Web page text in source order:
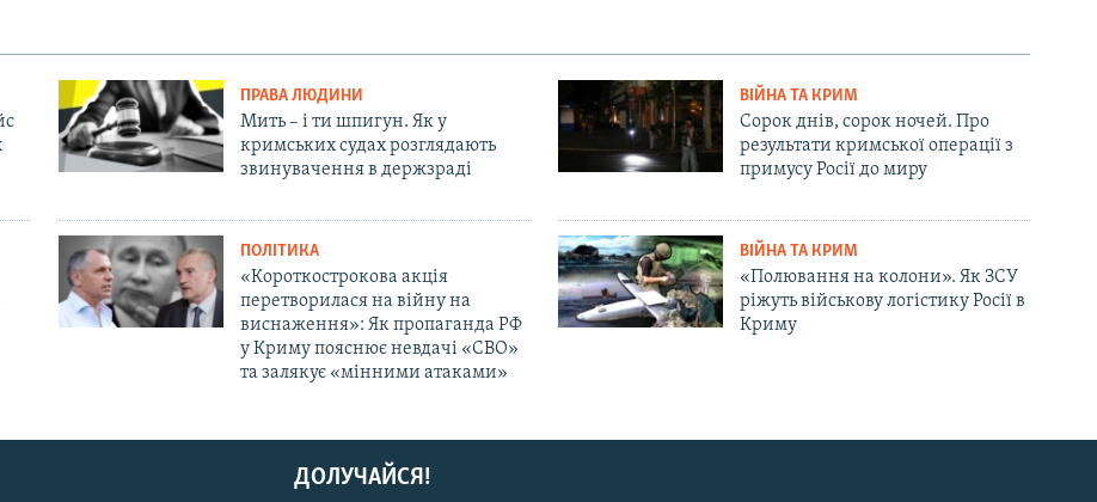
ПРАВА ЛЮДИНИ
Мить – і ти шпигун. Як у
кримських судах розглядають
звинувачення в держзраді
ВІЙНА ТА КРИМ
Сорок днів, сорок ночей. Про
результати кримської операції з
примусу Росії до миру
ПОЛІТИКА
«Короткострокова акція
перетворилася на війну на
виснаження»: Як пропаганда РФ
у Криму пояснює невдачі «СВО»
та залякує «мінними атаками»
ВІЙНА ТА КРИМ
«Полювання на колони». Як ЗСУ
ріжуть військову логістику Росії в
Криму
ДОЛУЧАЙСЯ!